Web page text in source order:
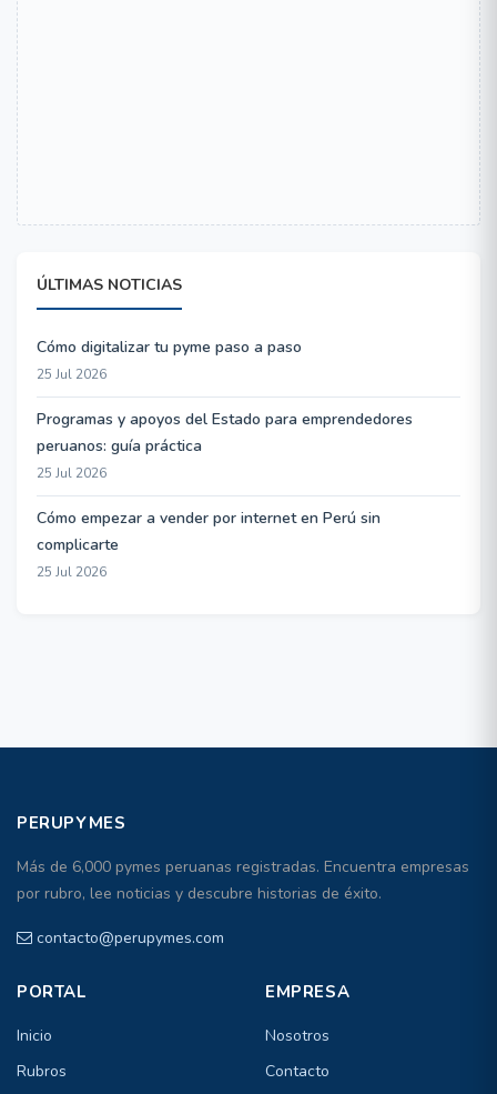
ÚLTIMAS NOTICIAS
Cómo digitalizar tu pyme paso a paso
25 Jul 2026
Programas y apoyos del Estado para emprendedores
peruanos: guía práctica
25 Jul 2026
Cómo empezar a vender por internet en Perú sin
complicarte
25 Jul 2026
PERUPYMES
Más de 6,000 pymes peruanas registradas. Encuentra empresas
por rubro, lee noticias y descubre historias de éxito.
contacto@perupymes.com
PORTAL
Inicio
Rubros
EMPRESA
Nosotros
Contacto